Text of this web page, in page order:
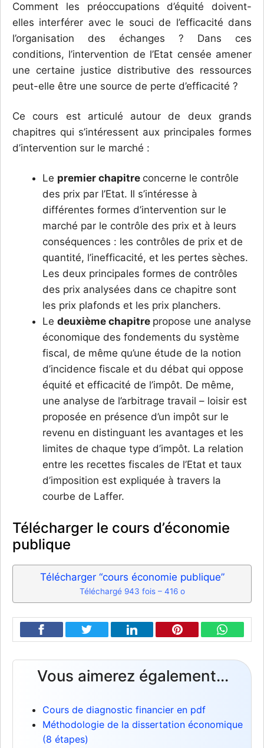
Comment les préoccupations d’équité doivent-
elles interférer avec le souci de l’efficacité dans
l’organisation des échanges ? Dans ces
conditions, l’intervention de l’Etat censée amener
une certaine justice distributive des ressources
peut-elle être une source de perte d’efficacité ?
Ce cours est articulé autour de deux grands
chapitres qui s’intéressent aux principales formes
d’intervention sur le marché :
Le premier chapitre concerne le contrôle
des prix par l’Etat. Il s’intéresse à
différentes formes d’intervention sur le
marché par le contrôle des prix et à leurs
conséquences : les contrôles de prix et de
quantité, l’inefficacité, et les pertes sèches.
Les deux principales formes de contrôles
des prix analysées dans ce chapitre sont
les prix plafonds et les prix planchers.
Le deuxième chapitre propose une analyse
économique des fondements du système
fiscal, de même qu’une étude de la notion
d’incidence fiscale et du débat qui oppose
équité et efficacité de l’impôt. De même,
une analyse de l’arbitrage travail – loisir est
proposée en présence d’un impôt sur le
revenu en distinguant les avantages et les
limites de chaque type d’impôt. La relation
entre les recettes fiscales de l’Etat et taux
d’imposition est expliquée à travers la
courbe de Laffer.
Télécharger le cours d’économie
publique
Télécharger “cours économie publique”
Téléchargé 943 fois – 416 o
Vous aimerez également...
Cours de diagnostic financier en pdf
Méthodologie de la dissertation économique
(8 étapes)